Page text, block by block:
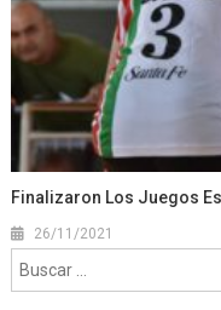
Finalizaron Los Juegos
26/11/2021